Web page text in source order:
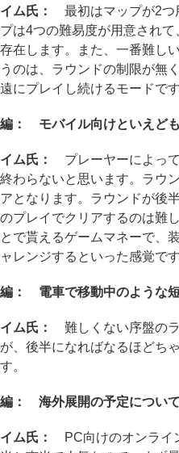
イム氏：
最初はマップが2つ
プは4つの難易度が用意され
存在します。また、一番難し
うのは、ラウンドの制限が無
遠にプレイし続けるモードです
編： モバイル向けといえども
イム氏：
プレーヤーによっ
終わらないと思います。ラウ
アとなります。ラウンドが後
のプレイでクリアするのは難
とで貰えるゲームマネーで、
ャレンジするといった感覚です
編： 電車で移動中のような
イム氏：
難しくない序盤の
が、後半になればなるほどち
す。
編： 海外展開の予定について
イム氏：
PC向けのオンライ